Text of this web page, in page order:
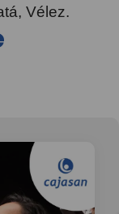
Vélez.